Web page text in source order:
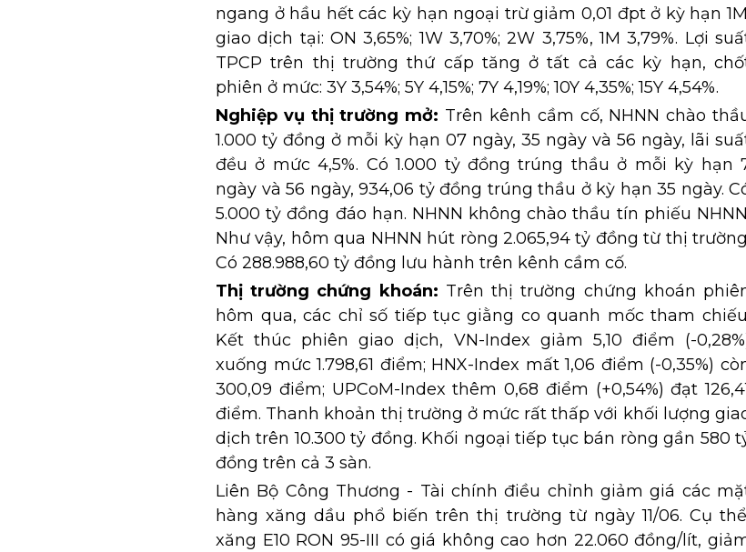
ngang ở hầu hết các kỳ hạn ngoại trừ giảm 0,01 đpt ở kỳ hạn
giao dịch tại: ON 3,65%; 1W 3,70%; 2W 3,75%, 1M 3,79%. Lợi
TPCP trên thị trường thứ cấp tăng ở tất cả các kỳ hạn,
phiên ở mức: 3Y 3,54%; 5Y 4,15%; 7Y 4,19%; 10Y 4,35%; 15Y 4,54%.
Nghiệp vụ thị trường mở: Trên kênh cầm cố, NHNN chào
1.000 tỷ đồng ở mỗi kỳ hạn 07 ngày, 35 ngày và 56 ngày, lãi
đều ở mức 4,5%. Có 1.000 tỷ đồng trúng thầu ở mỗi kỳ hạn
ngày và 56 ngày, 934,06 tỷ đồng trúng thầu ở kỳ hạn 35 ngày.
5.000 tỷ đồng đáo hạn. NHNN không chào thầu tín phiếu
Như vậy, hôm qua NHNN hút ròng 2.065,94 tỷ đồng từ thị
Có 288.988,60 tỷ đồng lưu hành trên kênh cầm cố.
Thị trường chứng khoán: Trên thị trường chứng khoán
hôm qua, các chỉ số tiếp tục giằng co quanh mốc tham
Kết thúc phiên giao dịch, VN-Index giảm 5,10 điểm (-
xuống mức 1.798,61 điểm; HNX-Index mất 1,06 điểm (-0,35%)
300,09 điểm; UPCoM-Index thêm 0,68 điểm (+0,54%) đạt
điểm. Thanh khoản thị trường ở mức rất thấp với khối lượng
dịch trên 10.300 tỷ đồng. Khối ngoại tiếp tục bán ròng gần 580
đồng trên cả 3 sàn.
Liên Bộ Công Thương - Tài chính điều chỉnh giảm giá các
hàng xăng dầu phổ biến trên thị trường từ ngày 11/06. Cụ
xăng E10 RON 95-III có giá không cao hơn 22.060 đồng/lít,